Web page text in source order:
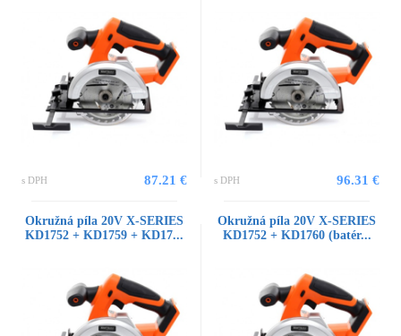
s DPH 87.21 € s DPH 96.31 €
Okružná píla 20V X-SERIES
KD1752 + KD1759 + KD17...
Okružná píla 20V X-SERIES
KD1752 + KD1760 (batér...